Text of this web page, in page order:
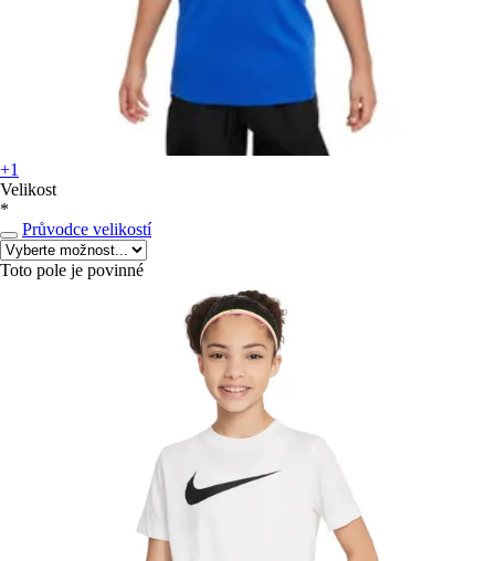
+1
Velikost
*
Průvodce velikostí
Toto pole je povinné